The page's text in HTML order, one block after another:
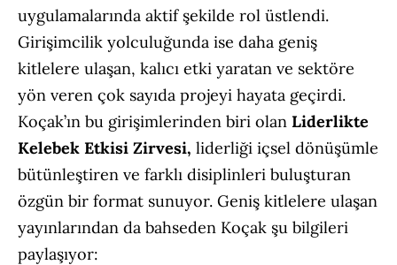
uygulamalarında aktif şekilde rol üstlendi.
Girişimcilik yolculuğunda ise daha geniş
kitlelere ulaşan, kalıcı etki yaratan ve sektöre
yön veren çok sayıda projeyi hayata geçirdi.
Koçak’ın bu girişimlerinden biri olan Liderlikte
Kelebek Etkisi Zirvesi, liderliği içsel dönüşümle
bütünleştiren ve farklı disiplinleri buluşturan
özgün bir format sunuyor. Geniş kitlelere ulaşan
yayınlarından da bahseden Koçak şu bilgileri
paylaşıyor: